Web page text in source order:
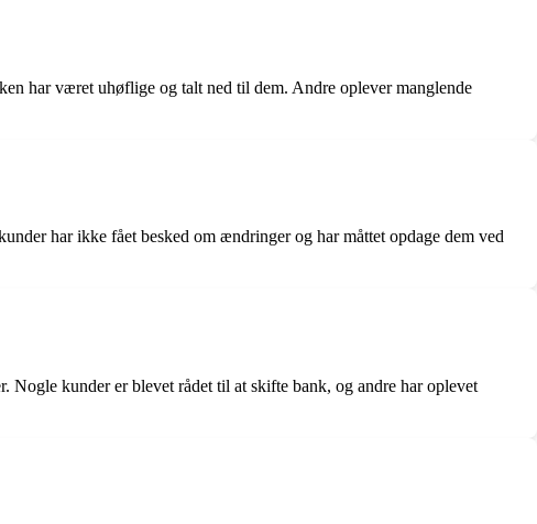
har været uhøflige og talt ned til dem. Andre oplever manglende
har ikke fået besked om ændringer og har måttet opdage dem ved
kunder er blevet rådet til at skifte bank, og andre har oplevet